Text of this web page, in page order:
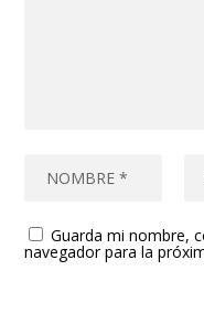
Guarda mi nombre,
navegador para la